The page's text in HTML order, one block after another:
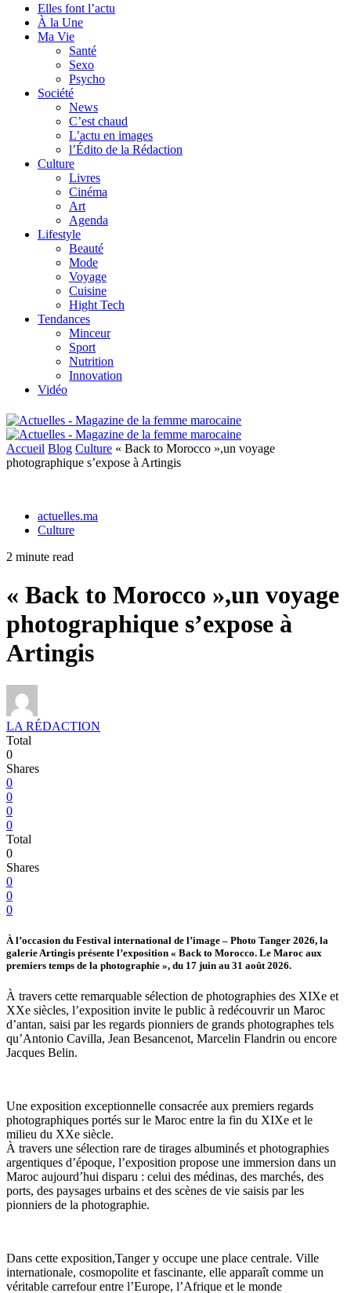
Elles font l’actu
À la Une
Ma Vie
Santé
Sexo
Psycho
Société
News
C’est chaud
L’actu en images
l’Édito de la Rédaction
Culture
Livres
Cinéma
Art
Agenda
Lifestyle
Beauté
Mode
Voyage
Cuisine
Hight Tech
Tendances
Minceur
Sport
Nutrition
Innovation
Vidéo
Accueil Blog Culture « Back to Morocco »,un voyage
photographique s’expose à Artingis
actuelles.ma
Culture
2 minute read
« Back to Morocco »,un voyage
photographique s’expose à
Artingis
LA RÉDACTION
Total
0
Shares
0
0
0
0
Total
0
Shares
0
0
0
À l’occasion du Festival international de l’image – Photo Tanger 2026, la
galerie Artingis présente l’exposition « Back to Morocco. Le Maroc aux
premiers temps de la photographie », du 17 juin au 31 août 2026.
À travers cette remarquable sélection de photographies des XIXe et
XXe siècles, l’exposition invite le public à redécouvrir un Maroc
d’antan, saisi par les regards pionniers de grands photographes tels
qu’Antonio Cavilla, Jean Besancenot, Marcelin Flandrin ou encore
Jacques Belin.
Une exposition exceptionnelle consacrée aux premiers regards
photographiques portés sur le Maroc entre la fin du XIXe et le
milieu du XXe siècle.
À travers une sélection rare de tirages albuminés et photographies
argentiques d’époque, l’exposition propose une immersion dans un
Maroc aujourd’hui disparu : celui des médinas, des marchés, des
ports, des paysages urbains et des scènes de vie saisis par les
pionniers de la photographie.
Dans cette exposition,Tanger y occupe une place centrale. Ville
internationale, cosmopolite et fascinante, elle apparaît comme un
véritable carrefour entre l’Europe, l’Afrique et le monde